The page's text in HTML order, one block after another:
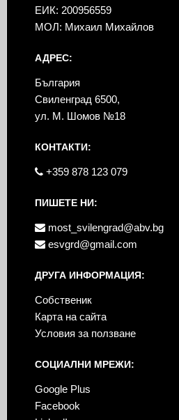
ЕИК: 200956559
МОЛ: Михаил Михайлов
АДРЕС:
България
Свиленград 6500,
ул. М. Шомов №18
КОНТАКТИ:
+359 878 123 079
ПИШЕТЕ НИ:
most_svilengrad@abv.bg
esvgrd@gmail.com
ДРУГА ИНФОРМАЦИЯ:
Собственик
Карта на сайта
Условия за ползване
СОЦИАЛНИ МРЕЖИ:
Google Plus
Facebook